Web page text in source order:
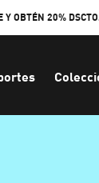
Y OBTÉN 20%